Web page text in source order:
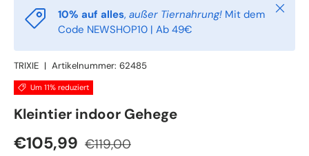
10% auf alles, außer Tiernahrung! Mit dem
Code NEWSHOP10 | Ab 49€
TRIXIE | Artikelnummer: 62485
Um 11% reduziert
TRIXIE
Kleintier indoor Gehege
Verkaufspreis
€105,99 Normaler Preis
€119,00